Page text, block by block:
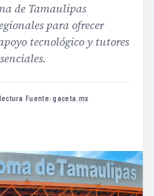
de Tamaulipas
para ofrecer
tecnológico y tutores
·Fuente:gaceta.mx